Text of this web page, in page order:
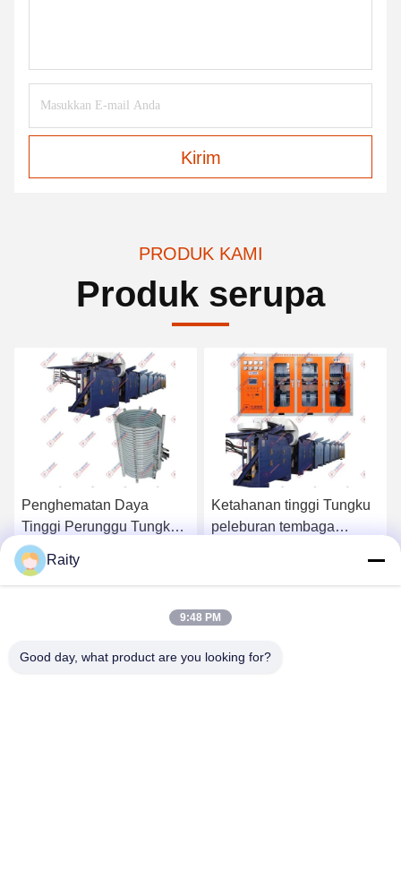
Kirim
PRODUK KAMI
Produk serupa
Penghematan Daya
Tinggi Perunggu Tungku
Peleburan Tembaga
Sistem Keamanan
Kebisingan Rendah
Dapatkan Harga Terbaik
Ketahanan tinggi Tungku
peleburan tembaga
Raity
9:48 PM
Good day, what product are you looking for?